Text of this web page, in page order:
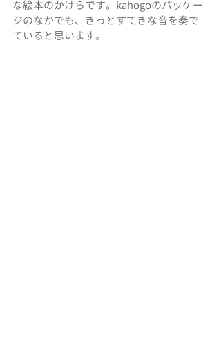
な絵本のかけらです。kahogoのパッケー
ジのなかでも、きっとすてきな音を奏で
ていると思います。